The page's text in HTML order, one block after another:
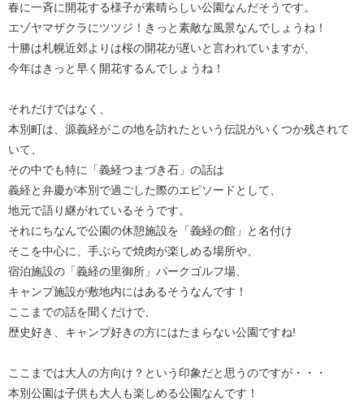
春に一斉に開花する様子が素晴らしい公園なんだそうです。
エゾヤマザクラにツツジ！きっと素敵な風景なんでしょうね！
十勝は札幌近郊よりは桜の開花が遅いと言われていますが、
今年はきっと早く開花するんでしょうね！
それだけではなく、
本別町は、源義経がこの地を訪れたという伝説がいくつか残されて
いて、
その中でも特に「義経つまづき石」の話は
義経と弁慶が本別で過ごした際のエピソードとして、
地元で語り継がれているそうです。
それにちなんで公園の休憩施設を「義経の館」と名付け
そこを中心に、手ぶらで焼肉が楽しめる場所や、
宿泊施設の「義経の里御所」パークゴルフ場、
キャンプ施設が敷地内にはあるそうなんです！
ここまでの話を聞くだけで、
歴史好き、キャンプ好きの方にはたまらない公園ですね!
ここまでは大人の方向け？という印象だと思うのですが・・・
本別公園は子供も大人も楽しめる公園なんです！